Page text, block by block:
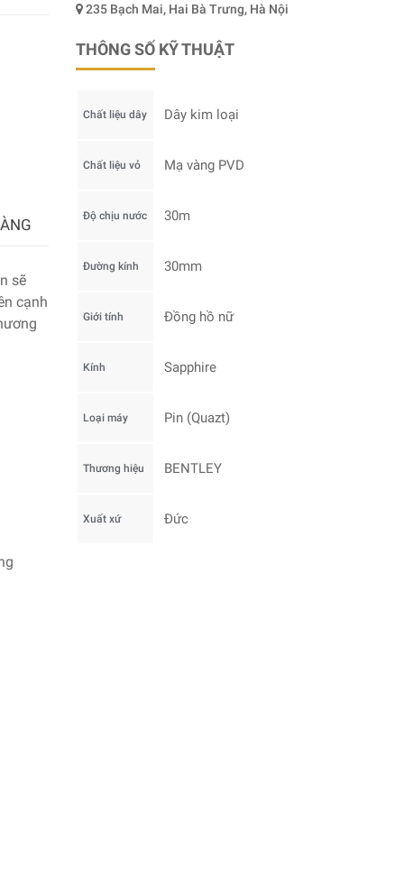
sẽ
cạnh
235 Bạch Mai, Hai Bà Trưng, Hà Nội
THÔNG SỐ KỸ THUẬT
Chất liệu dây Dây kim loại
Chất liệu vỏ Mạ vàng PVD
Độ chịu nước 30m
Đường kính 30mm
Giới tính Đồng hồ nữ
Kính Sapphire
Loại máy Pin (Quazt)
Thương hiệu BENTLEY
Xuất xứ Đức